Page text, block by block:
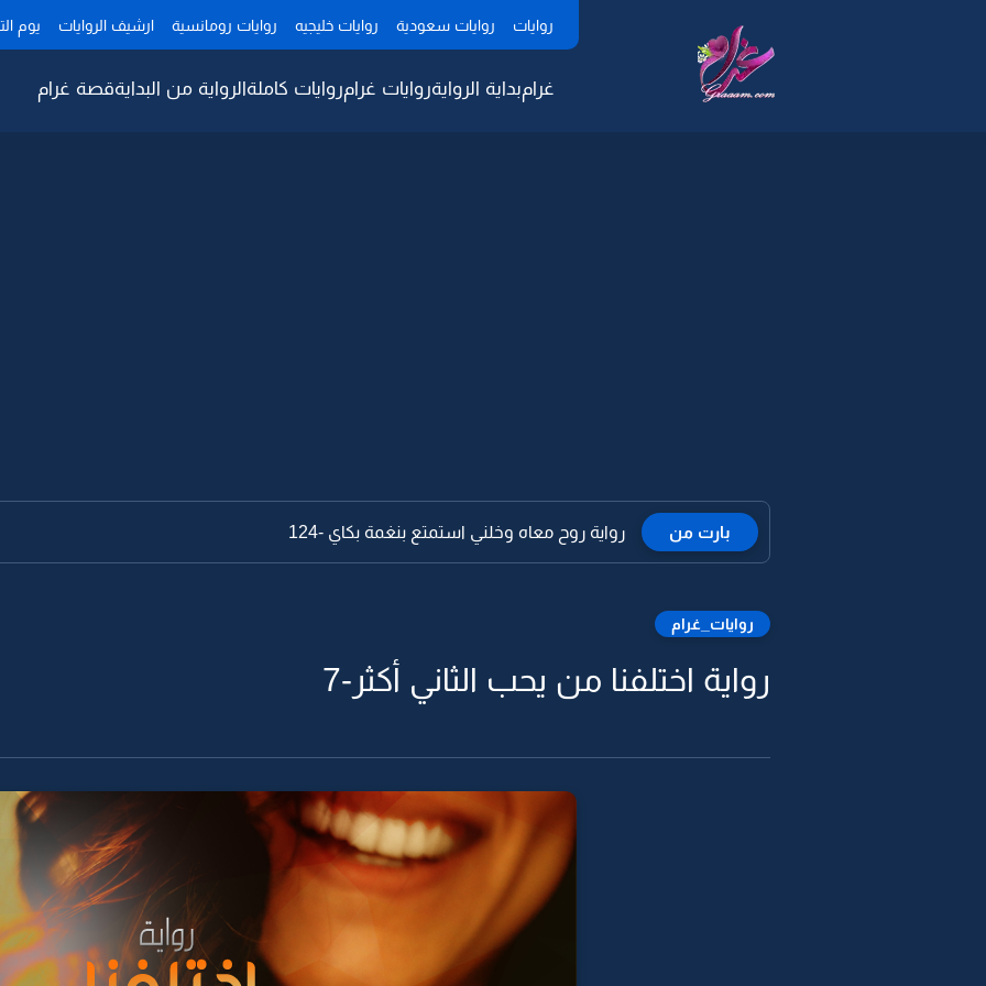
روايات روايات سعودية روايات خليجيه روايات رومانسية ارشيف الروايات يوم
غرامبداية الروايةروايات غرامروايات كاملةالرواية من البدايةقصة غرام
بارت من رواية روح معاه وخلني استمتع بنغمة بكاي -124
روايات_غرام
رواية اختلفنا من يحب الثاني أكثر-7